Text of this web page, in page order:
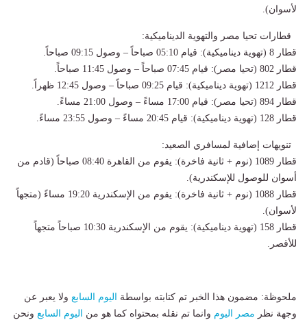
لأسوان).
قطارات تحيا مصر والتهوية الديناميكية:
قطار 8 (تهوية ديناميكية): قيام 05:10 صباحاً – وصول 09:15 صباحاً.
قطار 802 (تحيا مصر): قيام 07:45 صباحاً – وصول 11:45 صباحاً.
قطار 1212 (تهوية ديناميكية): قيام 09:25 صباحاً – وصول 12:45 ظهراً.
قطار 894 (تحيا مصر): قيام 17:00 مساءً – وصول 21:00 مساءً.
قطار 128 (تهوية ديناميكية): قيام 20:45 مساءً – وصول 23:55 مساءً.
تنويهات إضافية لمسافري الصعيد:
قطار 1089 (نوم + ثانية فاخرة): يقوم من القاهرة 08:40 صباحاً (قادم من
أسوان للوصول للإسكندرية).
قطار 1088 (نوم + ثانية فاخرة): يقوم من الإسكندرية 19:20 مساءً (متجهاً
لأسوان).
قطار 158 (تهوية ديناميكية): يقوم من الإسكندرية 10:30 صباحاً متجهاً
للأقصر.
ملحوظة: مضمون هذا الخبر تم كتابته بواسطة اليوم السابع ولا يعبر عن
وجهة نظر مصر اليوم وانما تم نقله بمحتواه كما هو من اليوم السابع ونحن